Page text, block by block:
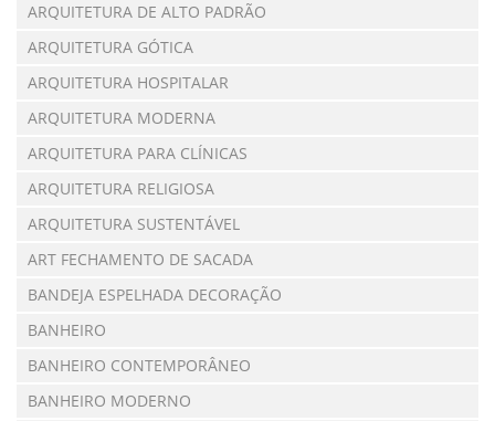
ARQUITETURA DE ALTO PADRÃO
ARQUITETURA GÓTICA
ARQUITETURA HOSPITALAR
ARQUITETURA MODERNA
ARQUITETURA PARA CLÍNICAS
ARQUITETURA RELIGIOSA
ARQUITETURA SUSTENTÁVEL
ART FECHAMENTO DE SACADA
BANDEJA ESPELHADA DECORAÇÃO
BANHEIRO
BANHEIRO CONTEMPORÂNEO
BANHEIRO MODERNO